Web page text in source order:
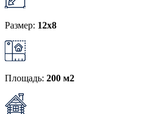
Размер: 12х8
Площадь: 200 м2